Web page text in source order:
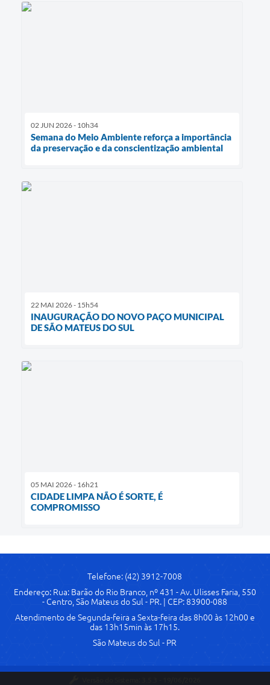
02 JUN 2026 - 10h34
Semana do Meio Ambiente reforça a importância
da preservação e da conscientização ambiental
22 MAI 2026 - 15h54
INAUGURAÇÃO DO NOVO PAÇO MUNICIPAL
DE SÃO MATEUS DO SUL
05 MAI 2026 - 16h21
CIDADE LIMPA NÃO É SORTE, É
COMPROMISSO
Telefone: (42) 3912-7008
Endereço: Rua: Barão do Rio Branco, nº 431 - Av. Ulisses Faria, 550
- Centro, São Mateus do Sul - PR. | CEP: 83900-088
Atendimento de Segunda-feira a Sexta-feira das 8h00 às 12h00 e
das 13h15min às 17h15.
São Mateus do Sul - PR